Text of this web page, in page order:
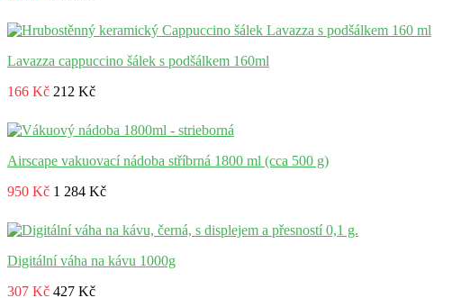
Lavazza cappuccino šálek s podšálkem 160ml
166 Kč 212 Kč
Airscape vakuovací nádoba stříbrná 1800 ml (cca 500 g)
950 Kč 1 284 Kč
Digitální váha na kávu 1000g
307 Kč 427 Kč